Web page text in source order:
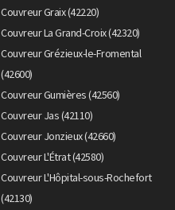
Couvreur Graix (42220)
Couvreur La Grand-Croix (42320)
Couvreur Grézieux-le-Fromental
(42600)
Couvreur Gumières (42560)
Couvreur Jas (42110)
Couvreur Jonzieux (42660)
Couvreur L'Étrat (42580)
Couvreur L'Hôpital-sous-Rochefort
(42130)